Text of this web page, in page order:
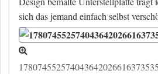
sich das jemand einfach selbst